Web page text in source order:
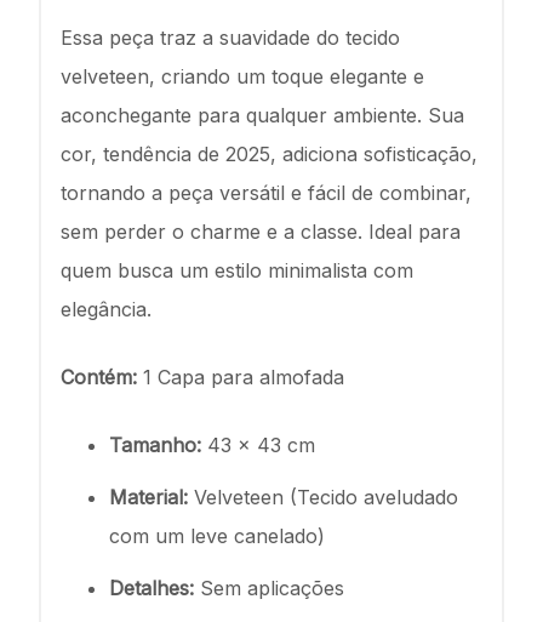
Essa peça traz a suavidade do tecido
velveteen, criando um toque elegante e
aconchegante para qualquer ambiente. Sua
cor, tendência de 2025, adiciona sofisticação,
tornando a peça versátil e fácil de combinar,
sem perder o charme e a classe. Ideal para
quem busca um estilo minimalista com
elegância.
Contém: 1 Capa para almofada
Tamanho: 43 x 43 cm
Material: Velveteen (Tecido aveludado
com um leve canelado)
Detalhes: Sem aplicações